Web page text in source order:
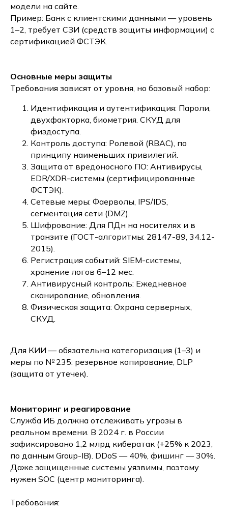
модели на сайте.
Пример: Банк с клиентскими данными — уровень
1–2, требует СЗИ (средств защиты информации) с
сертификацией ФСТЭК.
Основные меры защиты
Требования зависят от уровня, но базовый набор:
Идентификация и аутентификация: Пароли,
двухфакторка, биометрия. СКУД для
физдоступа.
Контроль доступа: Ролевой (RBAC), по
принципу наименьших привилегий.
Защита от вредоносного ПО: Антивирусы,
EDR/XDR-системы (сертифицированные
ФСТЭК).
Сетевые меры: Фаерволы, IPS/IDS,
сегментация сети (DMZ).
Шифрование: Для ПДн на носителях и в
транзите (ГОСТ-алгоритмы: 28147-89, 34.12-
2015).
Регистрация событий: SIEM-системы,
хранение логов 6–12 мес.
Антивирусный контроль: Ежедневное
сканирование, обновления.
Физическая защита: Охрана серверных,
СКУД.
Для КИИ — обязательна категоризация (1–3) и
меры по № 235: резервное копирование, DLP
(защита от утечек).
Мониторинг и реагирование
Служба ИБ должна отслеживать угрозы в
реальном времени. В 2024 г. в России
зафиксировано 1,2 млрд кибератак (+25% к 2023,
по данным Group-IB). DDoS — 40%, фишинг — 30%.
Даже защищенные системы уязвимы, поэтому
нужен SOC (центр мониторинга).
Требования: